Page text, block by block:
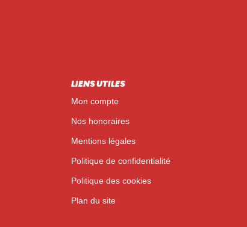
LIENS UTILES
Mon compte
Nos honoraires
Mentions légales
Politique de confidentialité
Politique des cookies
Plan du site